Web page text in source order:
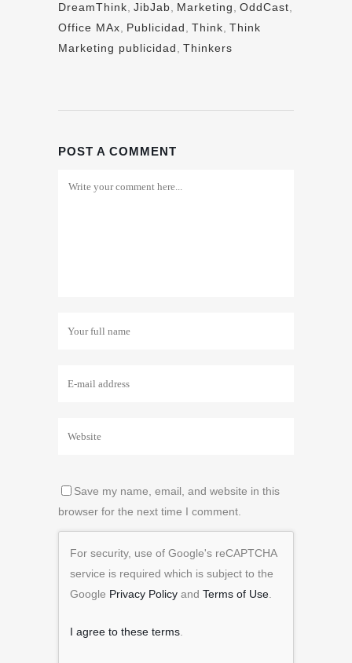
DreamThink JibJab Marketing OddCast
Office MAx
Publicidad Think Think
Marketing publicidad
Thinkers
POST A COMMENT
Save my name, email, and website in this
browser for the next time I comment.
For security, use of Google's reCAPTCHA
service is required which is subject to the
Google Privacy Policy and Terms of Use
I agree to these terms